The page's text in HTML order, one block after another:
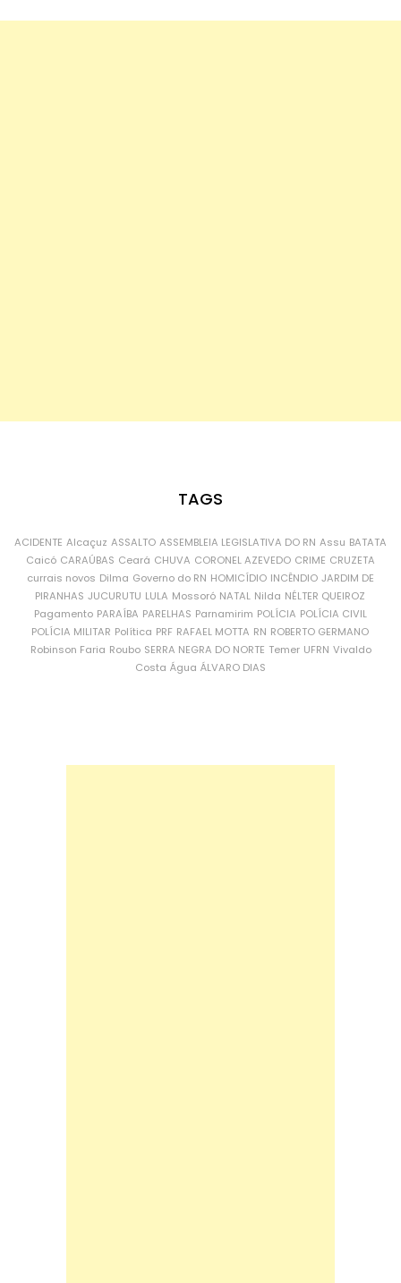
TAGS
ACIDENTE Alcaçuz ASSALTO ASSEMBLEIA LEGISLATIVA DO RN Assu BATATA
Caicó CARAÚBAS Ceará CHUVA CORONEL AZEVEDO CRIME CRUZETA
currais novos Dilma Governo do RN HOMICÍDIO INCÊNDIO JARDIM DE
PIRANHAS JUCURUTU LULA Mossoró NATAL Nilda NÉLTER QUEIROZ
Pagamento PARAÍBA PARELHAS Parnamirim POLÍCIA POLÍCIA CIVIL
POLÍCIA MILITAR Política PRF RAFAEL MOTTA RN ROBERTO GERMANO
Robinson Faria Roubo SERRA NEGRA DO NORTE Temer UFRN Vivaldo
Costa Água ÁLVARO DIAS